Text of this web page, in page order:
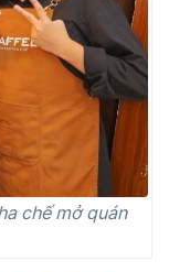
chế mở quán